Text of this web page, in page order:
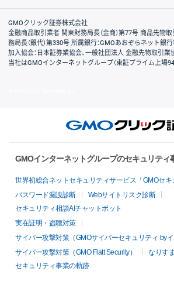
取引規程・約款
サイトマップ
その他のご案内
個人情報保護方針
最良執行方針
サイトのご利用について
ディスクレイマー
信託保全
リスク説明
会社案内
GMOクリック証券株式会社
金融商品取引業者 関東財務局長（金商）第77号 商品先物
務局長（銀代）第330号 所属銀行：GMOあおぞらネット銀
加入協会：日本証券業協会、一般社団法人 金融先物取引業
当社はGMOインターネットグループ（東証プライム上場
GMOインターネットグループのセキュリティ
世界初総合ネットセキュリティサービス「GMOセキ
パスワード漏洩診断
Webサイトリスク診断
セキュリティ相談AIチャットボット
実在証明・盗聴対策
サイバー攻撃対策（GMOサイバーセキュリティ byイ
サイバー攻撃対策（GMO Flatt Security）
なりす
セキュリティ事業の軌跡